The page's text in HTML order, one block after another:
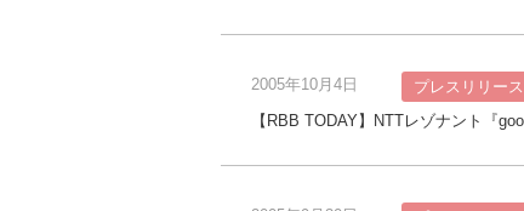
2005年10月4日
プレスリリース
【RBB TODAY】NTTレゾナント『